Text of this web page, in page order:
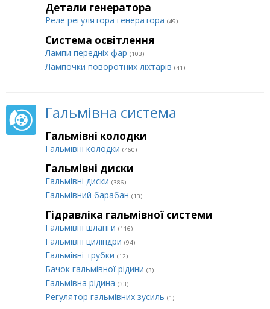
Детали генератора
Реле регулятора генератора (49)
Система освітлення
Лампи передніх фар (103)
Лампочки поворотних ліхтарів (41)
Гальмівна система
Гальмівні колодки
Гальмівні колодки (460)
Гальмівні диски
Гальмівні диски (386)
Гальмівний барабан (13)
Гідравліка гальмівної системи
Гальмівні шланги (116)
Гальмівні циліндри (94)
Гальмівні трубки (12)
Бачок гальмівної рідини (3)
Гальмівна рідина (33)
Регулятор гальмівних зусиль (1)